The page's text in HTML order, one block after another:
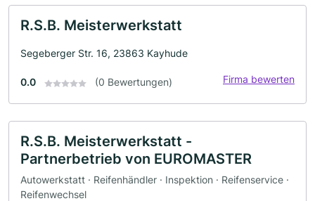
R.S.B. Meisterwerkstatt
Segeberger Str. 16, 23863 Kayhude
0.0 (0 Bewertungen) Firma bewerten
R.S.B. Meisterwerkstatt -
Partnerbetrieb von EUROMASTER
Autowerkstatt · Reifenhändler · Inspektion · Reifenservice ·
Reifenwechsel